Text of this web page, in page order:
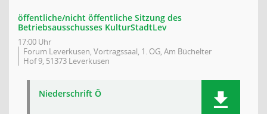
öffentliche/nicht öffentliche Sitzung des
Betriebsausschusses KulturStadtLev
17:00 Uhr
Forum Leverkusen, Vortragssaal, 1. OG, Am Büchelter
Hof 9, 51373 Leverkusen
Niederschrift Ö